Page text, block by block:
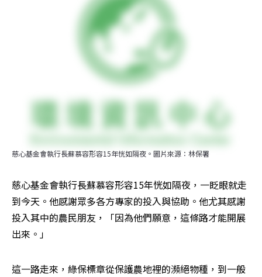
慈心基金會執行長蘇慕容形容15年恍如隔夜。圖片來源：林保署
慈心基金會執行長蘇慕容形容15年恍如隔夜，一眨眼就走
到今天。他感謝眾多各方專家的投入與協助。他尤其感謝
投入其中的農民朋友，「因為他們願意，這條路才能開展
出來。」
這一路走來，綠保標章從保護農地裡的瀕絕物種，到一般